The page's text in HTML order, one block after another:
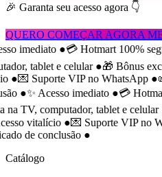
🎉 Garanta seu acesso agora 👇
QUERO COMEÇAR AGORA
imediato ● 💳 Hotmart 100%
tablet e celular ● 🎁 Bônus
● 💌 Suporte VIP no WhatsApp ●
● ✨ Acesso imediato ● 💳
TV, computador, tablet e celular ●
vitalício ● 💌 Suporte VIP no
de conclusão ●
Catálogo